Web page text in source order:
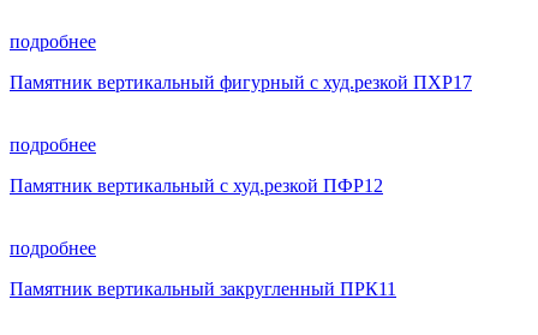
подробнее
Памятник вертикальный фигурный с худ.резкой ПХР17
подробнее
Памятник вертикальный с худ.резкой ПФР12
подробнее
Памятник вертикальный закругленный ПРК11